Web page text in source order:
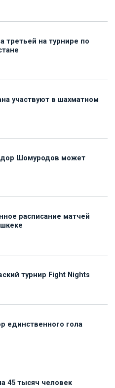
третьей на турнире по
участвуют в шахматном
Шомуродов может
расписание матчей
турнир Fight Nights
единственного гола
45 тысяч человек